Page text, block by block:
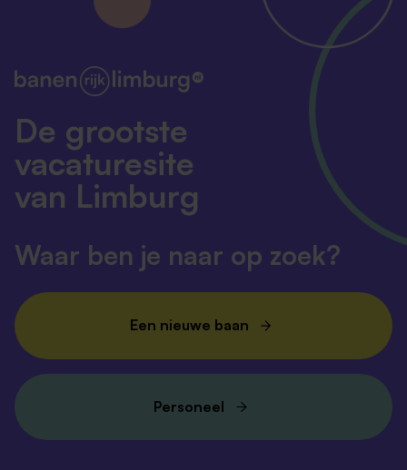
De grootste
vacaturesite
van Limburg
Waar ben je naar op zoek?
Een nieuwe baan
Personeel